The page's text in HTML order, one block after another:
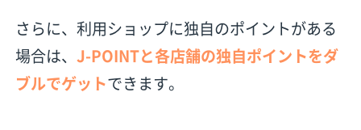
さらに、利用ショップに独自のポイントがある
場合は、J-POINTと各店舗の独自ポイントをダ
ブルでゲットできます。